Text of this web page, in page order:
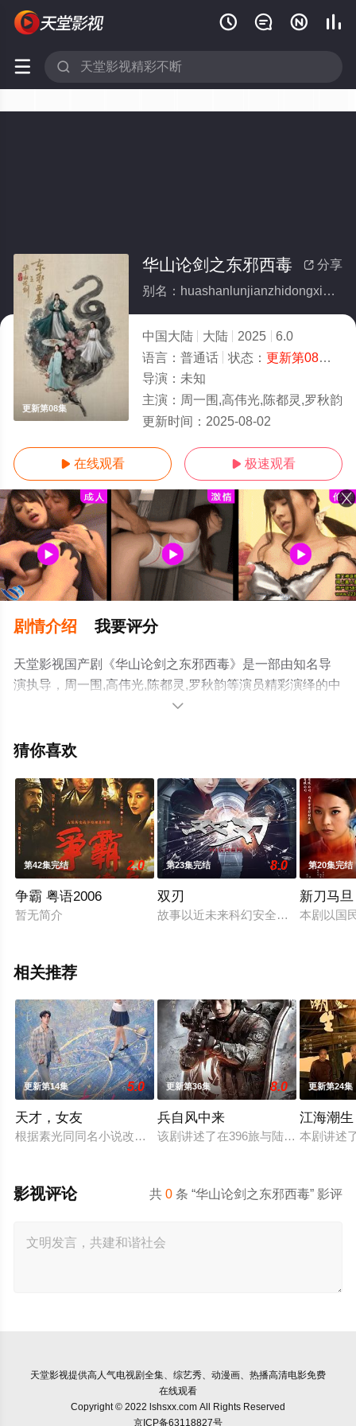
   
 
更新第08集
 分享
华山论剑之东邪西毒
别名：huashanlunjianzhidongxiexidu
中国大陆 大陆 2025
6.0
语言： 普通话 状态： 更新第08集
导演： 未知
主演： 周一围,高伟光,陈都灵,罗秋韵
更新时间： 2025-08-02
 在线观看  极速观看
剧情介绍 我要评分
天堂影视国产剧《华山论剑之东邪西毒》是一部由知名导
演执导，周一围,高伟光,陈都灵,罗秋韵等演员精彩演绎的中
国大陆电视剧，手机免费观看高清未删减完整版电视剧全
信息可移步至豆瓣电视剧、电视猫或剧情网等平台了解。

猜你喜欢
第42集完结 2.0
争霸 粤语2006
暂无简介
第23集完结 8.0
双刃
故事以近未来科幻安全危机为背景，
第20集完结
新刀马旦
本剧以国
相关推荐
更新第14集 5.0
天才，女友
根据素光同同名小说改编。江逾白长大以后，林知夏忽然对他
更新第36集 8.0
兵自风中来
该剧讲述了在396旅与陆军步兵学院
更新第24集
江海潮生
本剧讲述
共0 条 “华山论剑之东邪西毒” 影评
影视评论
天堂影视提供高人气电视剧全集、综艺秀、动漫画、热播高清电影免费
在线观看
Copyright © 2022 lshsxx.com All Rights Reserved
京ICP备63118827号